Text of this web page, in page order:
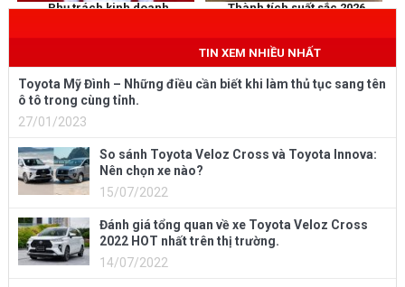
Phụ trách kinh doanh Thành tích suất sắc 2026
TIN XEM NHIỀU NHẤT
Toyota Mỹ Đình – Những điều cần biết khi làm thủ tục sang tên
ô tô trong cùng tỉnh.
27/01/2023
So sánh Toyota Veloz Cross và Toyota Innova:
Nên chọn xe nào?
15/07/2022
Đánh giá tổng quan về xe Toyota Veloz Cross
2022 HOT nhất trên thị trường.
14/07/2022